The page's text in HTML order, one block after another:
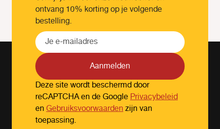
ontvang 10% korting op je volgende
bestelling.
Aanmelden
Deze site wordt beschermd door
reCAPTCHA en de GooglePrivacybeleid
en Gebruiksvoorwaardenzijn van
toepassing.